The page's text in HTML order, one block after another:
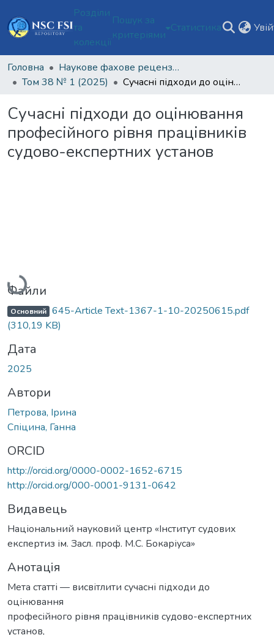
Розділи
та
колекції
Пошук за
критеріями
Статистика
Головна
Наукове фахове рецензоване видання відкритого доступу "Теорія та практика судової експертизи і криміналістики"
Том 38 № 1 (2025)
Сучасні підходи до оцінювання професійного рівня працівників судово-експертних установ
Сучасні підходи до оцінювання
професійного рівня працівників
судово-експертних установ
Вантажиться...
Файли
Основний 645-Article Text-1367-1-10-20250615.pdf
(310,19 KB)
Дата
2025
Автори
Петрова, Ірина
Спіцина, Ганна
ORCID
http://orcid.org/0000-0002-1652-6715
http://orcid.org/000-0001-9131-0642
Видавець
Національний науковий центр «Інститут судових
експертиз ім. Засл. проф. М.С. Бокаріуса»
Анотація
Мета статті — висвітлити сучасні підходи до
оцінювання
професійного рівня працівників судово-експертних
установ,